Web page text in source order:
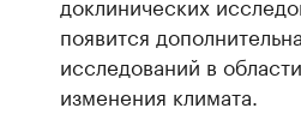
появится
исследований в
изменения климата.